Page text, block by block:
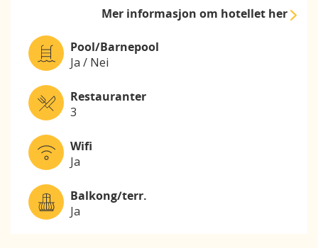
Mer informasjonom hotellet her
Pool/Barnepool
Ja / Nei
Restauranter
3
Wifi
Ja
Balkong/terr.
Ja